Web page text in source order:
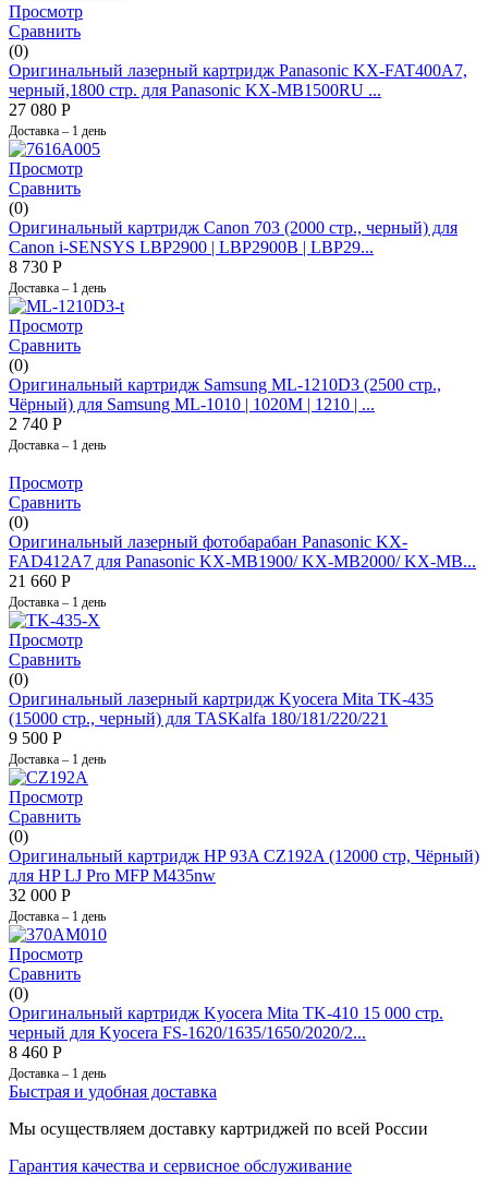
Просмотр
Сравнить
(0)
Оригинальный лазерный картридж Panasonic KX-FAT400A7,
черный,1800 стр. для Panasonic KX-MB1500RU ...
27 080 Р
Доставка – 1 день
Просмотр
Сравнить
(0)
Оригинальный картридж Canon 703 (2000 стр., черный) для
Canon i-SENSYS LBP2900 | LBP2900B | LBP29...
8 730 Р
Доставка – 1 день
Просмотр
Сравнить
(0)
Оригинальный картридж Samsung ML-1210D3 (2500 стр.,
Чёрный) для Samsung ML-1010 | 1020M | 1210 | ...
2 740 Р
Доставка – 1 день
Просмотр
Сравнить
(0)
Оригинальный лазерный фотобарабан Panasonic KX-
FAD412A7 для Panasonic KX-MB1900/ KX-MB2000/ KX-MB...
21 660 Р
Доставка – 1 день
Просмотр
Сравнить
(0)
Оригинальный лазерный картридж Kyocera Mita TK-435
(15000 стр., черный) для TASKalfa 180/181/220/221
9 500 Р
Доставка – 1 день
Просмотр
Сравнить
(0)
Оригинальный картридж HP 93A CZ192A (12000 стр, Чёрный)
для HP LJ Pro MFP M435nw
32 000 Р
Доставка – 1 день
Просмотр
Сравнить
(0)
Оригинальный картридж Kyocera Mita TK-410 15 000 стр.
черный для Kyocera FS-1620/1635/1650/2020/2...
8 460 Р
Доставка – 1 день
Быстрая и удобная доставка
Мы осуществляем доставку картриджей по всей России
Гарантия качества и сервисное обслуживание